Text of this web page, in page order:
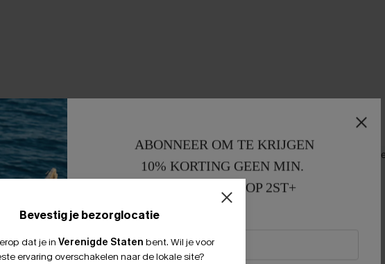
Bevestig je bezorglocatie
dat je in Verenigde Staten bent. Wil je voor
ervaring overschakelen naar de lokale site?
ABONNEER OM TE KRIJGEN
10% KORTING GEEN MIN.
15% KORTING OP 2ST+